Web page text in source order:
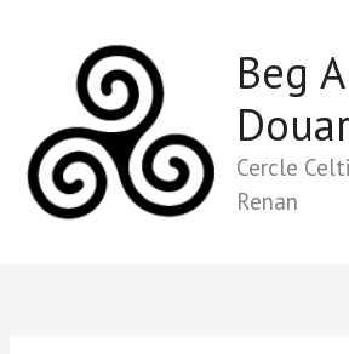
Beg
Cercle
Renan